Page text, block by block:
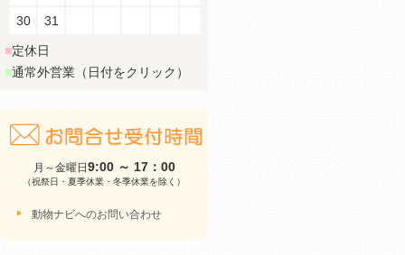
30
31
■定休日
■通常外営業（日付をクリック）
月～金曜日 9:00 ～ 17：00
（祝祭日・夏季休業・冬季休業を除く）
動物ナビへのお問い合わせ